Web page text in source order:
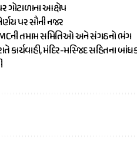
ગોટાળાના આક્ષેપ
પર સૌની નજર
તમામ સમિતિઓ અને સંગઠનો ભંગ
મંદિર-મસ્જિદ સહિતના